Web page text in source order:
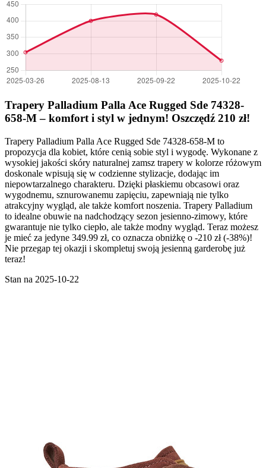
Trapery Palladium Palla Ace Rugged Sde 74328-
658-M – komfort i styl w jednym! Oszczędź 210 zł!
Trapery Palladium Palla Ace Rugged Sde 74328-658-M to
propozycja dla kobiet, które cenią sobie styl i wygodę. Wykonane z
wysokiej jakości skóry naturalnej zamsz trapery w kolorze różowym
doskonale wpisują się w codzienne stylizacje, dodając im
niepowtarzalnego charakteru. Dzięki płaskiemu obcasowi oraz
wygodnemu, sznurowanemu zapięciu, zapewniają nie tylko
atrakcyjny wygląd, ale także komfort noszenia. Trapery Palladium
to idealne obuwie na nadchodzący sezon jesienno-zimowy, które
gwarantuje nie tylko ciepło, ale także modny wygląd. Teraz możesz
je mieć za jedyne 349.99 zł, co oznacza obniżkę o -210 zł (-38%)!
Nie przegap tej okazji i skompletuj swoją jesienną garderobę już
teraz!
Stan na 2025-10-22